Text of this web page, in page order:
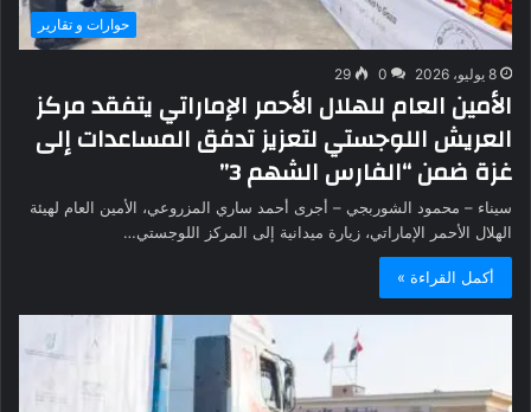
حوارات و تقارير
8 يوليو، 2026 0
29
الأمين العام للهلال الأحمر الإماراتي يتفقد مركز
العريش اللوجستي لتعزيز تدفق المساعدات إلى
غزة ضمن “الفارس الشهم 3”
سيناء – محمود الشوربجي – أجرى أحمد ساري المزروعي، الأمين العام لهيئة
الهلال الأحمر الإماراتي، زيارة ميدانية إلى المركز اللوجستي…
أكمل القراءة »